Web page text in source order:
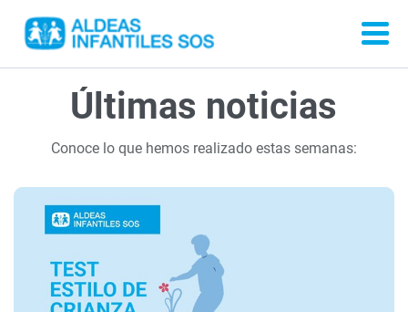
Últimas noticias
Conoce lo que hemos realizado estas semanas: